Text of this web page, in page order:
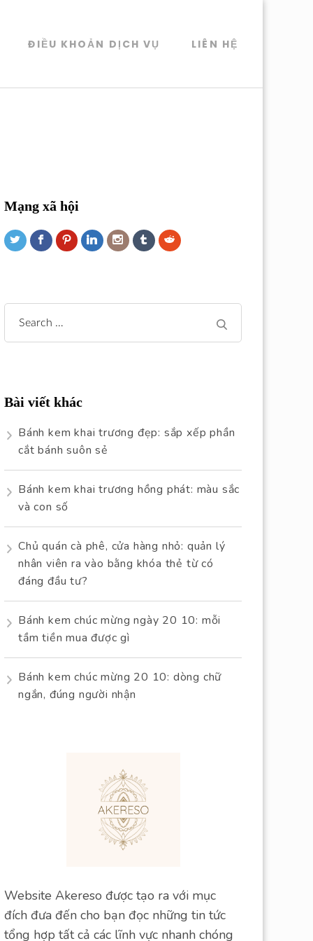
ĐIỀU KHOẢN DỊCH VỤ LIÊN HỆ
Mạng xã hội
Search
for:
Bài viết khác
Bánh kem khai trương đẹp: sắp xếp phần
cắt bánh suôn sẻ
Bánh kem khai trương hồng phát: màu sắc
và con số
Chủ quán cà phê, cửa hàng nhỏ: quản lý
nhân viên ra vào bằng khóa thẻ từ có
đáng đầu tư?
Bánh kem chúc mừng ngày 20 10: mỗi
tầm tiền mua được gì
Bánh kem chúc mừng 20 10: dòng chữ
ngắn, đúng người nhận
Website Akereso được tạo ra với mục
đích đưa đến cho bạn đọc những tin tức
tổng hợp tất cả các lĩnh vực nhanh chóng